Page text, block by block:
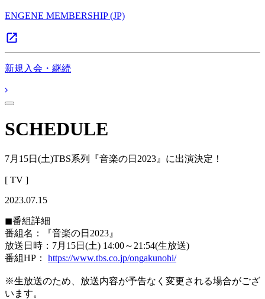
ENGENE MEMBERSHIP (JP)
新規入会・継続
SCHEDULE
7月15日(土)TBS系列『音楽の日2023』に出演決定！
[ TV ]
2023.07.15
◼︎番組詳細
番組名：『音楽の日2023』
放送日時：7月15日(土) 14:00～21:54(生放送)
番組HP： https://www.tbs.co.jp/ongakunohi/
※生放送のため、放送内容が予告なく変更される場合がござ
います。